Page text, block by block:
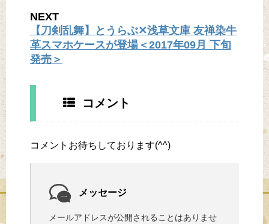
NEXT
【刀剣乱舞】とうらぶ✕浅草文庫 友禅染牛
革スマホケースが登場＜2017年09月 下旬
発売＞
コメント
コメントお待ちしております(^^)
メッセージ
メールアドレスが公開されることはありませ